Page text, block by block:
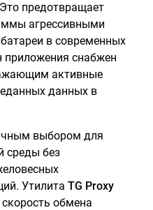
предотвращает
агрессивными
в современных
приложения снабжен
активные
данных в
выбором для
среды без
Утилита TG Proxy
обмена